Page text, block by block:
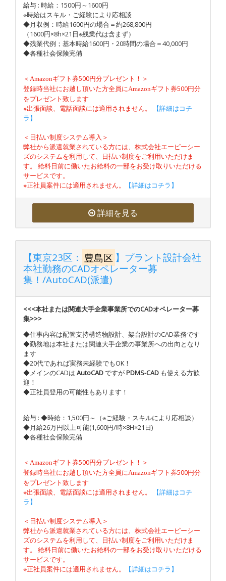
給与 : 時給：1500円～1600円
※時給はスキル・ご経験により応相談
◆月収例：時給1600円の場合＝約268,800円
（1600円×8h×21日※残業代は含まず）
◆残業代例；基本時給1600円・20時間の場合＝40,000円
◆各種社会保険完備
＜ Amazonギフト券500円分プレゼント！＞
登録時当社にお越し頂いた方全員にAmazonギフト券500円分
をプレゼント致します
※出張面談、電話面談には適用されません。
【詳細はコチ
ラ】
＜日払い制度システム導入＞
弊社から派遣就業されている方には、株式会社エーピーシー
ズのシステムを利用して、日払い制度をご利用いただけま
す。 給料日前に働いたお給料の一部をお受け取りいただける
サービスです。
※正社員案件には適用されません。
【詳細はコチラ】
詳細を見る
【東京23区： 豊島区 】プラント設計会社
本社勤務のCADオペレーター募
集！/AutoCAD(派遣)
<<<本社または関連大手企業事業所でのCADオペレーター募
集>>>
◆仕事内容は配管支持構造物設計、架台設計のCAD業務です
◆勤務地は本社または関連大手企業の事業所への出向となり
ます
◆20代であれば実務未経験でもOK！
◆メインのCADは AutoCADですがPDMS-CAD も使える方歓
迎！
◆正社員登用の可能性もあります！
給与 : ◆時給：1,500円～（※ご経験・スキルにより応相談）
◆月給26万円以上可能(1,600円/時×8H×21日)
◆各種社会保険完備
＜ Amazonギフト券500円分プレゼント！＞
登録時当社にお越し頂いた方全員にAmazonギフト券500円分
をプレゼント致します
※出張面談、電話面談には適用されません。
【詳細はコチ
ラ】
＜日払い制度システム導入＞
弊社から派遣就業されている方には、株式会社エーピーシー
ズのシステムを利用して、日払い制度をご利用いただけま
す。 給料日前に働いたお給料の一部をお受け取りいただける
サービスです。
※正社員案件には適用されません。
【詳細はコチラ】